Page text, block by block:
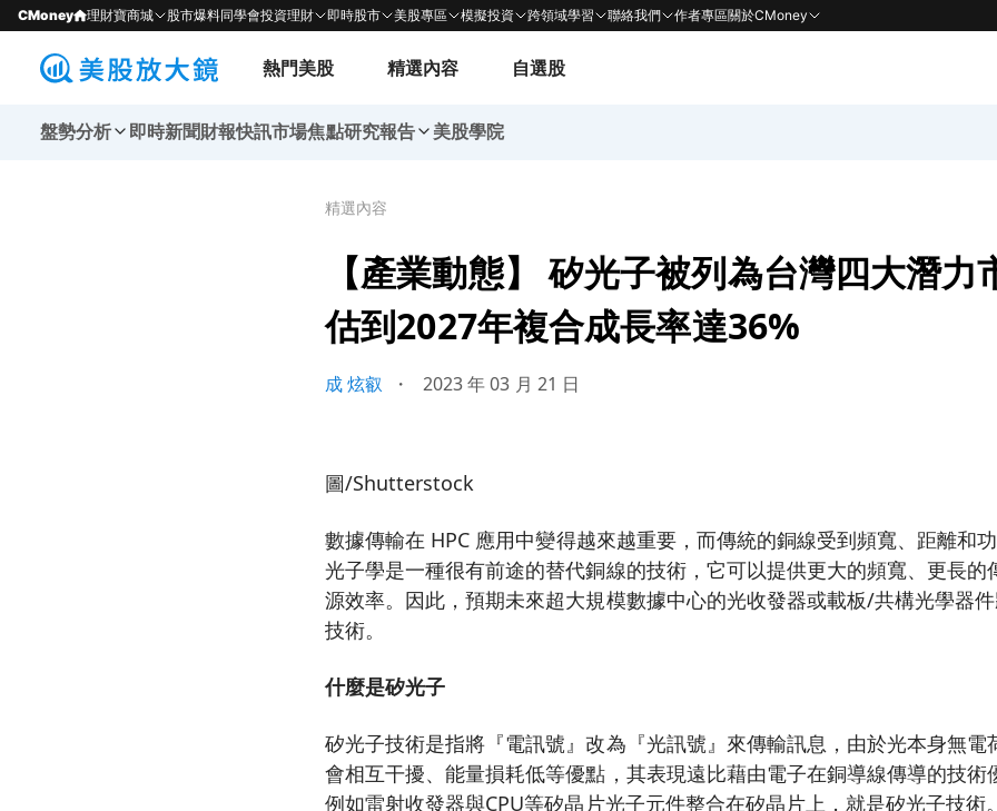
CMoney 理財寶商城 股市爆料同學會投資理財 即時股市 美股專區 模擬投資 跨領域學習 聯絡我們 作者專區關於CMoney
熱門美股 精選內容 自選股
盤勢分析 即時新聞財報快訊市場焦點研究報告 美股學院
精選內容
【產業動態】 矽光子被列為台灣四大潛力
估到2027年複合成長率達36%
成 炫叡 ・ 2023 年 03 月 21 日
圖/Shutterstock
數據傳輸在 HPC 應用中變得越來越重要，而傳統的銅線受到頻寬、距離和
光子學是一種很有前途的替代銅線的技術，它可以提供更大的頻寬、更長的
源效率。因此，預期未來超大規模數據中心的光收發器或載板/共構光學器
技術。
什麼是矽光子
矽光子技術是指將『電訊號』改為『光訊號』來傳輸訊息，由於光本身無電
會相互干擾、能量損耗低等優點，其表現遠比藉由電子在銅導線傳導的技術
例如雷射收發器與CPU等矽晶片光子元件整合在矽晶片上，就是矽光子技術